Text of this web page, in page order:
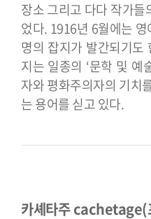
장소 그리고 다다 작가
었다. 1916년 6월에는
명의 잡지가 발간되기도
지는 일종의 ‘문학 및 예
자와 평화주의자의 기치
는 용어를 싣고 있다.
카셰타주 cachetage(